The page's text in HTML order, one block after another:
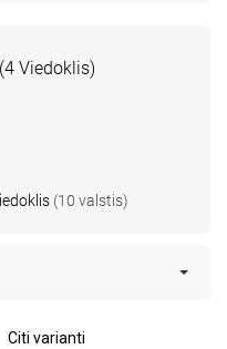
(4 Viedoklis)
(10 valstis)
Citi varianti